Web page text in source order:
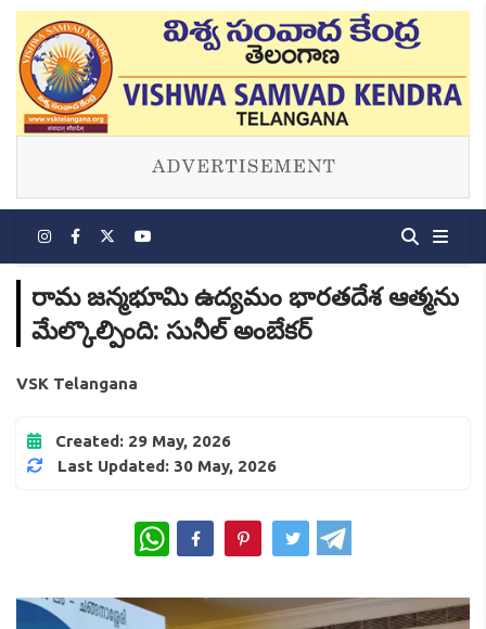
రామ జన్మభూమి ఉద్యమం భారతదేశ ఆత్మను
మేల్కొల్పింది: సునీల్ అంబేకర్
VSK Telangana
Created: 29 May, 2026
Last Updated: 30 May, 2026
WhatsApp